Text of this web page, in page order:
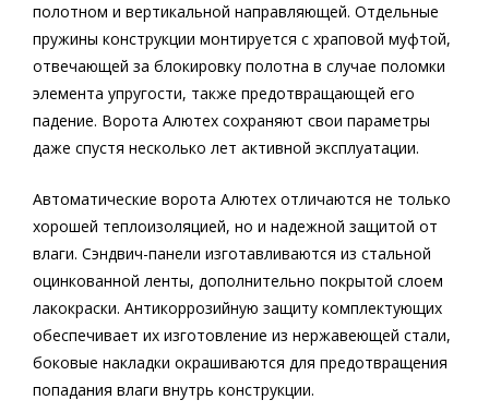
полотном и вертикальной направляющей. Отдельные
пружины конструкции монтируется с храповой муфтой,
отвечающей за блокировку полотна в случае поломки
элемента упругости, также предотвращающей его
падение. Ворота Алютех сохраняют свои параметры
даже спустя несколько лет активной эксплуатации.
Автоматические ворота Алютех отличаются не только
хорошей теплоизоляцией, но и надежной защитой от
влаги. Сэндвич-панели изготавливаются из стальной
оцинкованной ленты, дополнительно покрытой слоем
лакокраски. Антикоррозийную защиту комплектующих
обеспечивает их изготовление из нержавеющей стали,
боковые накладки окрашиваются для предотвращения
попадания влаги внутрь конструкции.